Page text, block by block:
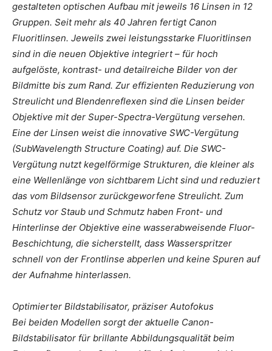
gestalteten optischen Aufbau mit jeweils 16 Linsen in 12
Gruppen. Seit mehr als 40 Jahren fertigt Canon
Fluoritlinsen. Jeweils zwei leistungsstarke Fluoritlinsen
sind in die neuen Objektive integriert – für hoch
aufgelöste, kontrast- und detailreiche Bilder von der
Bildmitte bis zum Rand. Zur effizienten Reduzierung von
Streulicht und Blendenreflexen sind die Linsen beider
Objektive mit der Super-Spectra-Vergütung versehen.
Eine der Linsen weist die innovative SWC-Vergütung
(SubWavelength Structure Coating) auf. Die SWC-
Vergütung nutzt kegelförmige Strukturen, die kleiner als
eine Wellenlänge von sichtbarem Licht sind und reduziert
das vom Bildsensor zurückgeworfene Streulicht. Zum
Schutz vor Staub und Schmutz haben Front- und
Hinterlinse der Objektive eine wasserabweisende Fluor-
Beschichtung, die sicherstellt, dass Wasserspritzer
schnell von der Frontlinse abperlen und keine Spuren auf
der Aufnahme hinterlassen.
Optimierter Bildstabilisator, präziser Autofokus
Bei beiden Modellen sorgt der aktuelle Canon-
Bildstabilisator für brillante Abbildungsqualität beim